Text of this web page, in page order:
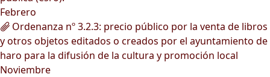
Febrero
Ordenanza nº 3.2.3: precio público por la venta de libros
y otros objetos editados o creados por el ayuntamiento de
haro para la difusión de la cultura y promoción local
Noviembre